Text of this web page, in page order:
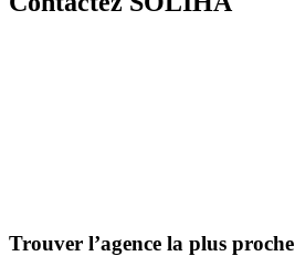
Trouver l’agence la plus proche